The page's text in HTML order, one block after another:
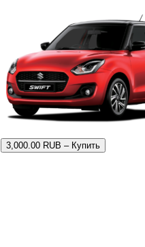
3,000.00 RUB – Купить